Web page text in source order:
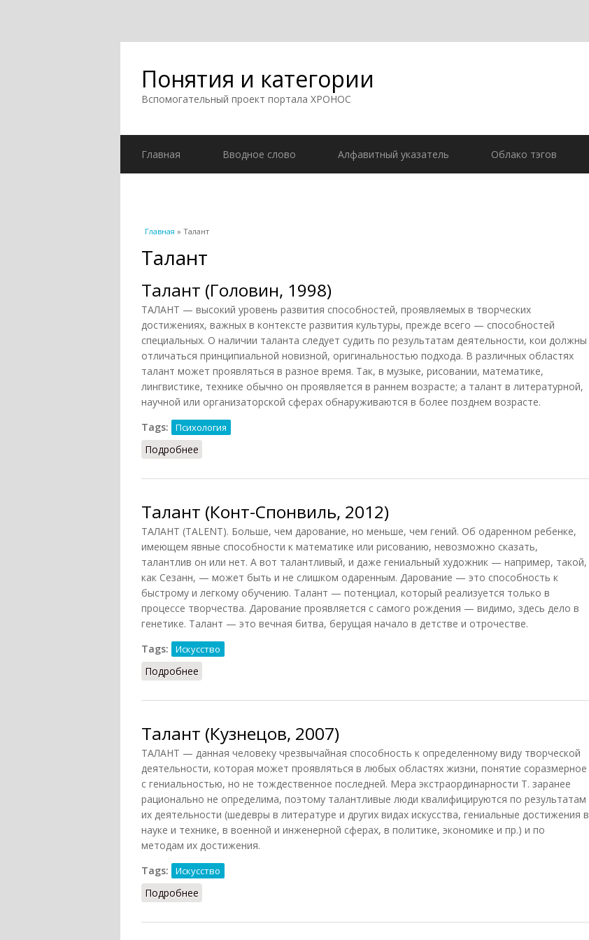
Понятия и категории
Вспомогательный проект портала ХРОНОС
Главная Вводное слово Алфавитный указатель Облако тэгов
Вы здесь
Главная » Талант
Талант
Талант (Головин, 1998)
ТАЛАНТ — высокий уровень развития способностей, проявляемых в творческих
достижениях, важных в контексте развития культуры, прежде всего — способностей
специальных. О наличии таланта следует судить по результатам деятельности, кои должны
отличаться принципиальной новизной, оригинальностью подхода. В различных областях
талант может проявляться в разное время. Так, в музыке, рисовании, математике,
лингвистике, технике обычно он проявляется в раннем возрасте; а талант в литературной,
научной или организаторской сферах обнаруживаются в более позднем возрасте.
Tags:
Психология
Подробнее
Талант (Конт-Спонвиль, 2012)
ТАЛАНТ (TALENT). Больше, чем дарование, но меньше, чем гений. Об одаренном ребенке,
имеющем явные способности к математике или рисованию, невозможно сказать,
талантлив он или нет. А вот талантливый, и даже гениальный художник — например, такой,
как Сезанн, — может быть и не слишком одаренным. Дарование — это способность к
быстрому и легкому обучению. Талант — потенциал, который реализуется только в
процессе творчества. Дарование проявляется с самого рождения — видимо, здесь дело в
генетике. Талант — это вечная битва, берущая начало в детстве и отрочестве.
Tags:
Искусство
Подробнее
Талант (Кузнецов, 2007)
ТАЛАНТ — данная человеку чрезвычайная способность к определенному виду творческой
деятельности, которая может проявляться в любых областях жизни, понятие соразмерное
с гениальностью, но не тождественное последней. Мера экстраординарности Т. заранее
рационально не определима, поэтому талантливые люди квалифицируются по результатам
их деятельности (шедевры в литературе и других видах искусства, гениальные достижения в
науке и технике, в военной и инженерной сферах, в политике, экономике и пр.) и по
методам их достижения.
Tags:
Искусство
Подробнее